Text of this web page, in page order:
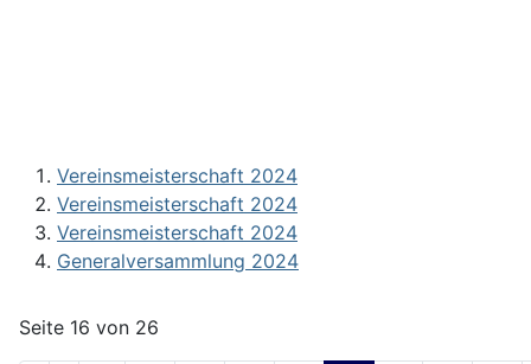
Vereinsmeisterschaft 2024
Vereinsmeisterschaft 2024
Vereinsmeisterschaft 2024
Generalversammlung 2024
Seite 16 von 26